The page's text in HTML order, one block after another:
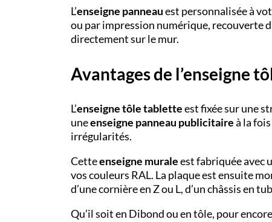
L’enseigne panneauest personnalisée à
ou par impression numérique, recouverte
directement sur le mur.
Avantages de l’enseigne
L’enseigne tôle tabletteest fixée sur une
uneenseigne panneau publicitaireà la
irrégularités.
Cetteenseigne muraleest fabriquée avec
vos couleurs RAL. La plaque est ensuite
d’une cornière en Z ou L, d’un châssis en
Qu’il soit en Dibond ou en tôle, pour